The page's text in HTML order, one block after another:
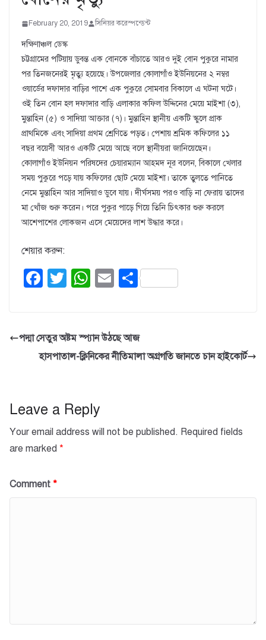
February 20, 2019 সিনিয়র করেস্পন্ডেন্ট
দক্ষিণাঞ্চল ডেস্ক
চট্টগ্রামের পটিয়ায় ডুবন্ত এক বোনকে বাঁচাতে আরও দুই বোন পুকুরে নামার
পর তিনজনেরই মৃত্যু হয়েছে। উপজেলার কোলাগাঁও ইউনিয়নের ২ নম্বর
ওয়ার্ডের দফাদার বাড়ির পাশে এক পুকুরে সোমবার বিকালে এ ঘটনা ঘটে।
ওই তিন বোন হল দফাদার বাড়ি এলাকার কফিল উদ্দিনের মেয়ে মাইশা (৩),
মুন্তাহিন (৫) ও সাদিয়া আক্তার (৭)। মুন্তাহিন স্থানীয় একটি স্কুলে প্রাক
প্রাথমিকে এবং সাদিয়া প্রথম শ্রেণিতে পড়ত। পেশায় শ্রমিক কফিলের ১১
বছর বয়েসী আরও একটি মেয়ে আছে বলে স্থানীয়রা জানিয়েছেন।
কোলাগাঁও ইউনিয়ন পরিষদের চেয়ারম্যান আহমদ নূর বলেন, বিকালে খেলার
সময় পুকুরে পড়ে যায় কফিলের ছোট মেয়ে মাইশা। তাকে তুলতে পানিতে
নেমে মুন্তাহিন আর সাদিয়াও ডুবে যায়। দীর্ঘসময় পরও বাড়ি না ফেরায় তাদের
মা খোঁজ শুরু করেন। পরে পুকুর পাড়ে গিয়ে তিনি চিৎকার শুরু করলে
আশেপাশের লোকজন এসে মেয়েদের লাশ উদ্ধার করে।
শেয়ার করুন:
F
e
b
k
T
er
W
s
A
E S
e
পদ্মা সেতুর অষ্টম স্প্যান উঠছে আজ
হাসপাতাল-ক্লিনিকের নীতিমালা অগ্রগতি জানতে চান হাইকোর্ট
Leave a Reply
Your email address will not be published. Required fields
are marked *
Comment *